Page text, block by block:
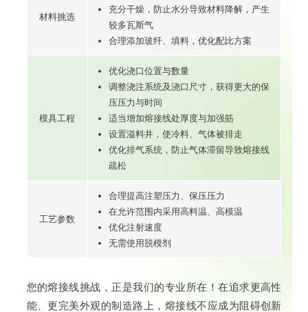
材料挑选
充分干燥，防止水分导致材料降解，产生
较多瓦斯气
合理添加玻纤、填料，优化配比方案
模具工程
优化浇口位置与数量
调整浇注系统及浇口尺寸，获得更大的保
压压力与时间
适当增加熔接线处厚度与加强筋
设置溢料井，使冷料、气体被排走
优化排气系统，防止气体滞留导致熔接线
疏松
工艺参数
合理提高注塑压力、保压压力
在允许范围内采用高料温、高模温
优化注射速度
无需使用脱模剂
您的熔接线挑战，正是我们的专业所在！在追求更高性
能、更完美外观的制造路上，熔接线不应成为阻碍创新